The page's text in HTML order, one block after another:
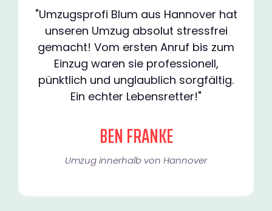
"Umzugsprofi Blum aus Hannover hat
unseren Umzug absolut stressfrei
gemacht! Vom ersten Anruf bis zum
Einzug waren sie professionell,
pünktlich und unglaublich sorgfältig.
Ein echter Lebensretter!"
BEN FRANKE
Umzug innerhalb von Hannover​